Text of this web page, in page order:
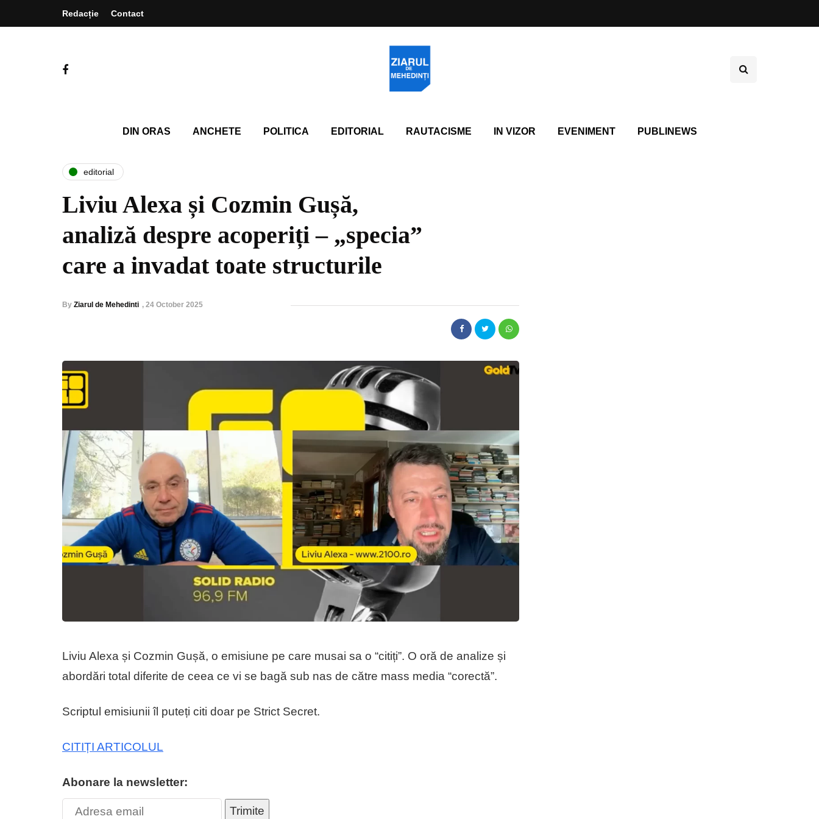
Redacție Contact
DIN ORAS ANCHETE POLITICA EDITORIAL RAUTACISME IN VIZOR EVENIMENT PUBLINEWS
editorial
Liviu Alexa și Cozmin Gușă,
analiză despre acoperiți – „specia”
care a invadat toate structurile
By Ziarul de Mehedinti , 24 October 2025
Liviu Alexa și Cozmin Gușă, o emisiune pe care musai sa o “citiți”. O oră de analize și
abordări total diferite de ceea ce vi se bagă sub nas de către mass media “corectă”.
Scriptul emisiunii îl puteți citi doar pe Strict Secret.
CITIȚI ARTICOLUL
Abonare la newsletter:
Trimite